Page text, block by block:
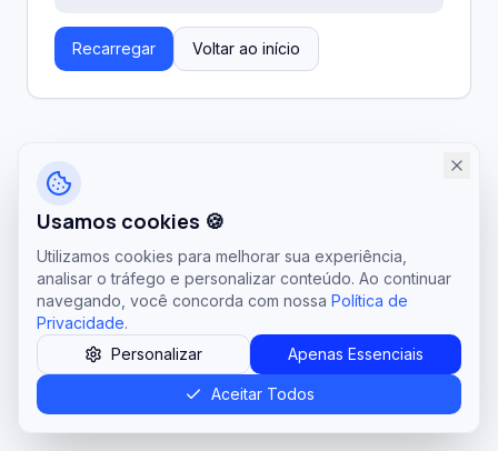
Recarregar Voltar ao início
Usamos cookies 🍪
Utilizamos cookies para melhorar sua experiência,
analisar o tráfego e personalizar conteúdo. Ao continuar
navegando, você concorda com nossa Política de
Privacidade.
Personalizar
Apenas Essenciais
Aceitar Todos